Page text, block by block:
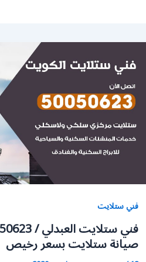
فني ستلايت
صيانة ستلايت بسعر رخيص